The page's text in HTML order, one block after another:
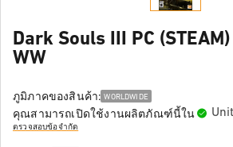
Dark Souls III PC (STEAM)
WW
ภูมิภาคของสินค้า: WORLDWIDE
คุณสามารถเปิดใช้งานผลิตภัณฑ์นี้ใน
ตรวจสอบข้อจำกัด